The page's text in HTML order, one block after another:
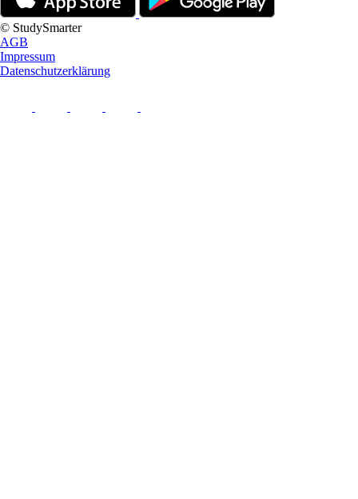
© StudySmarter
AGB
Impressum
Datenschutzerklärung